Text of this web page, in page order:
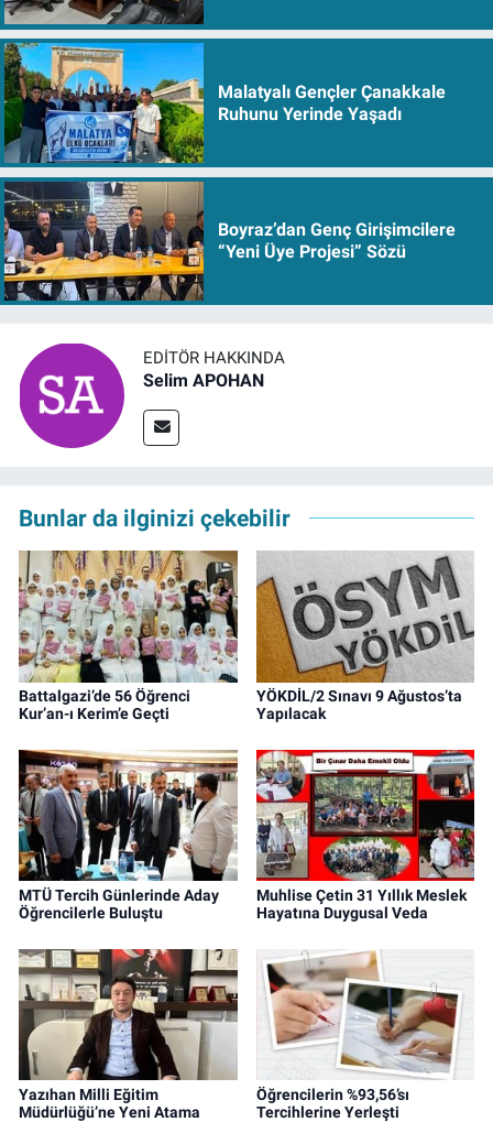
Malatyalı Gençler Çanakkale
Ruhunu Yerinde Yaşadı
Boyraz’dan Genç Girişimcilere
“Yeni Üye Projesi” Sözü
EDITÖR HAKKINDA
Selim APOHAN
Bunlar da ilginizi çekebilir
Battalgazi’de 56 Öğrenci
Kur’an-ı Kerim’e Geçti
YÖKDİL/2 Sınavı 9 Ağustos’ta
Yapılacak
MTÜ Tercih Günlerinde Aday
Öğrencilerle Buluştu
Muhlise Çetin 31 Yıllık Meslek
Hayatına Duygusal Veda
Yazıhan Milli Eğitim
Müdürlüğü’ne Yeni Atama
Öğrencilerin %93,56’sı
Tercihlerine Yerleşti